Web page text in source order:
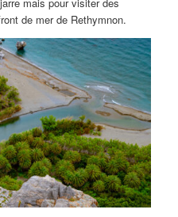
de mer de Rethymnon.